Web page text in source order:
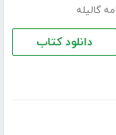
گالیله
دانلود کتاب